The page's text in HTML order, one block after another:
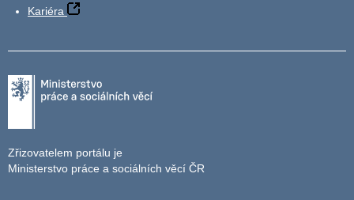
Kariéra
Zřizovatelem portálu je
Ministerstvo práce a sociálních věcí ČR